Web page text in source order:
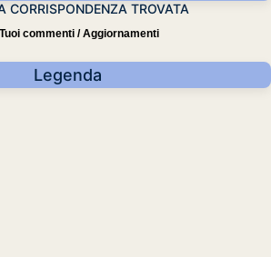
CORRISPONDENZA TROVATA
I Tuoi commenti / Aggiornamenti
Legenda